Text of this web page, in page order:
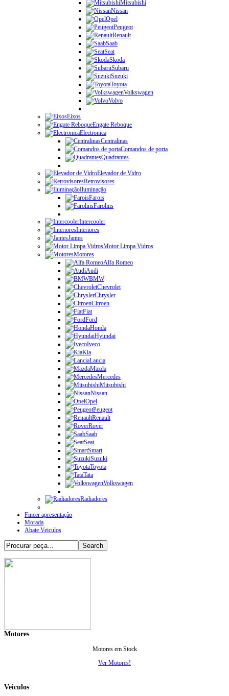
Mitsubishi
Nissan
Opel
Peugeot
Renault
Saab
Seat
Skoda
Subaru
Suzuki
Toyota
Volkswagen
Volvo
Eixos
Engate Reboque
Electronica
Centralinas
Comandos de porta
Quadrantes
Elevador de Vidro
Retrovisores
Iluminação
Farois
Farolins
Intercooler
Interiores
Jantes
Motor Limpa Vidros
Motores
Alfa Romeo
Audi
BMW
Chevrolet
Chrysler
Citroen
Fiat
Ford
Honda
Hyundai
Iveco
Kia
Lancia
Mazda
Mercedes
Mitsubishi
Nissan
Opel
Peugeot
Renault
Rover
Saab
Seat
Smart
Suzuki
Toyota
Tata
Volkswagen
Radiadores
Fincer apresentação
Morada
Abate Veiculos
Motores
Motores em Stock
Ver Motores!
Veiculos